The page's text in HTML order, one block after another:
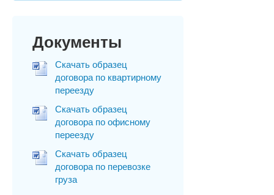
Документы
Скачать образец
договора по квартирному
переезду
Скачать образец
договора по офисному
переезду
Скачать образец
договора по перевозке
груза